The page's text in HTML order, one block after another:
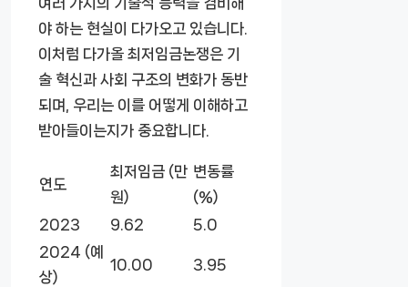
야 하는 현실이 다가오고 있습니다.
이처럼 다가올 최저임금논쟁은 기
술 혁신과 사회 구조의 변화가 동반
되며, 우리는 이를 어떻게 이해하고
받아들이는지가 중요합니다.
연도
최저임금 (만
원)
변동률
(%)
2023
9.62
5.0
2024 (예
상)
10.00 3.95